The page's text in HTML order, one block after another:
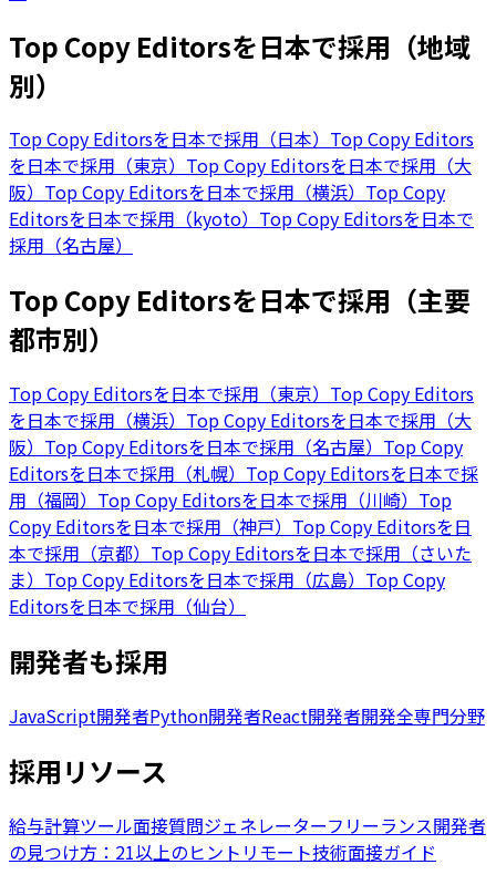
Top Copy Editorsを日本で採用（地域
別）
Top Copy Editorsを日本で採用（日本） Top Copy Editors
を日本で採用（東京） Top Copy Editorsを日本で採用（大
阪） Top Copy Editorsを日本で採用（横浜） Top Copy
Editorsを日本で採用（kyoto） Top Copy Editorsを日本で
採用（名古屋）
Top Copy Editorsを日本で採用（主要
都市別）
Top Copy Editorsを日本で採用（東京） Top Copy Editors
を日本で採用（横浜） Top Copy Editorsを日本で採用（大
阪） Top Copy Editorsを日本で採用（名古屋） Top Copy
Editorsを日本で採用（札幌） Top Copy Editorsを日本で採
用（福岡） Top Copy Editorsを日本で採用（川崎） Top
Copy Editorsを日本で採用（神戸） Top Copy Editorsを日
本で採用（京都） Top Copy Editorsを日本で採用（さいた
ま） Top Copy Editorsを日本で採用（広島） Top Copy
Editorsを日本で採用（仙台）
開発者も採用
JavaScript開発者Python開発者React開発者開発全専門分野
採用リソース
給与計算ツール面接質問ジェネレーターフリーランス開発者
の見つけ方：21以上のヒント リモート技術面接ガイド